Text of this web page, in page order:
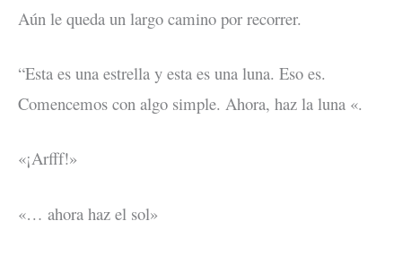
Aún le queda un largo camino por recorrer.
“Esta es una estrella y esta es una luna. Eso es.
Comencemos con algo simple. Ahora, haz la luna «.
«¡Arfff!»
«… ahora haz el sol»